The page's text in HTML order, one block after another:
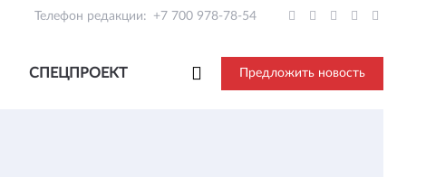
Телефон редакции: +7 700 978-78-54
СПЕЦПРОЕКТ Предложить новость